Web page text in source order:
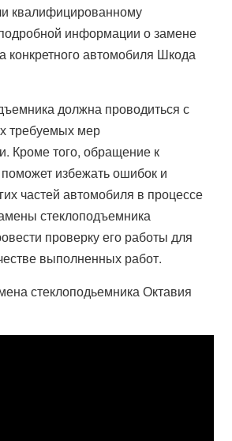
квалифицированному
информации о замене
конкретного автомобиля Шкода
должна проводиться с
требуемых мер
Кроме того, обращение к
избежать ошибок и
частей автомобиля в процессе
стеклоподъемника
проверку его работы для
выполненных работ.
стеклоподьемника Октавия